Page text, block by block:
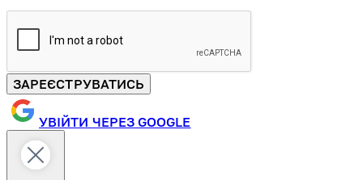
ЗАРЕЄСТРУВАТИСЬ
УВІЙТИ ЧЕРЕЗ GOOGLE